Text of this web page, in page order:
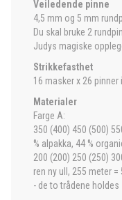
Veiledende pinne
4,5 mm og 5 mm
Du skal bruke 2
Judys magiske
Strikkefasthet
16 masker x 26 pinner
Materialer
Farge A:
350 (400) 450 (500)
% alpakka, 44 %
200 (200) 250 (250)
ren ny ull, 255 meter =
- de to trådene holdes